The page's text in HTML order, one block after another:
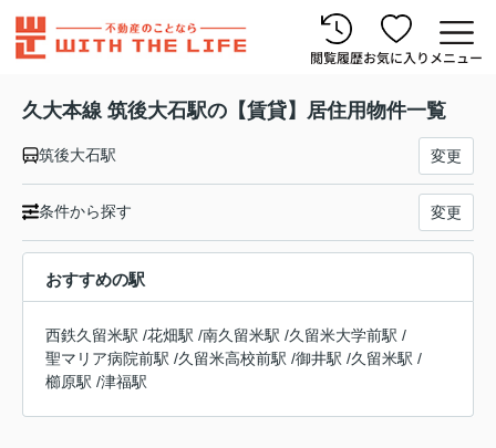
閲覧履歴お気に入り メニュー
久大本線 筑後大石駅の【賃貸】居住用物件一覧
筑後大石駅 変更
条件から探す 変更
おすすめの駅
西鉄久留米駅 /花畑駅 /南久留米駅 /久留米大学前駅 /
聖マリア病院前駅 /久留米高校前駅 /御井駅 /久留米駅 /
櫛原駅 /津福駅